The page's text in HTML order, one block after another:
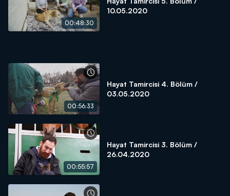
00:48:30
10.05.2020
00:56:33
Hayat Tamircisi 4. Bölüm /
03.05.2020
00:55:57
Hayat Tamircisi 3. Bölüm /
26.04.2020